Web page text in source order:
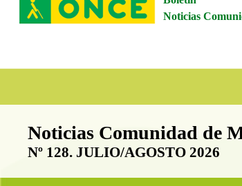
Noticias
Boletín Noticias
Noticias Comunidad de
Nº 128. JULIO/AGOSTO 2026